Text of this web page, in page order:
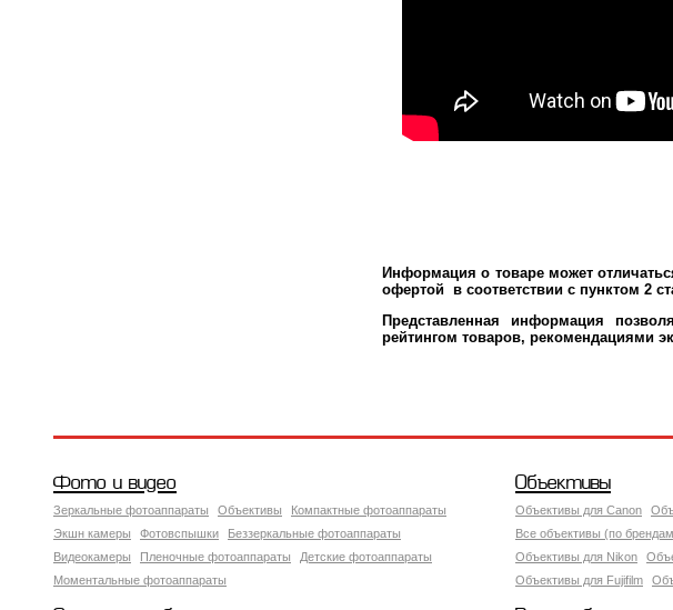
Информация о товаре может
офертой в соответствии с пунктом 2
Представленная информация
рейтингом товаров, рекомендациями
Фото и видео
Зеркальные фотоаппараты Объективы
Компактные фотоаппараты
Экшн камеры
Фотовспышки
Беззеркальные фотоаппараты
Видеокамеры
Пленочные фотоаппараты
Детские фотоаппараты
Моментальные фотоаппараты
Объективы
Объективы для Canon
Все объективы (по
Объективы для Nikon
Объективы для Fujifilm